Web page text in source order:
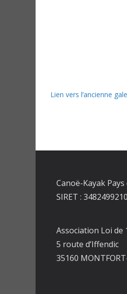
Lien vers l’ancienne
Canoë-Kayak
SIRET :
Association Loi de
5 route d’Iffendic
35160